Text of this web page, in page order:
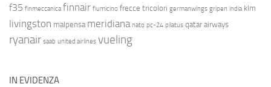
f35 finmeccanica finnair fiumicino frecce tricolori germanwings gripen india klm
livingston malpensa meridiana nato pc-24 pilatus qatar airways
ryanair saab united airlines vueling
IN EVIDENZA